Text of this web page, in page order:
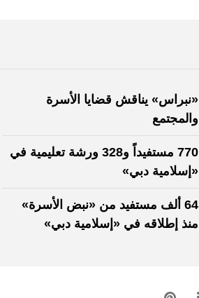
«نبراس» يناقش قضايا الأسرة
والمجتمع
770 مستفيداً و328 ورشة تعليمية في
«إسلامية دبي»
64 ألف مستفيد من «نبض الأسرة»
منذ إطلاقه في «إسلامية دبي»